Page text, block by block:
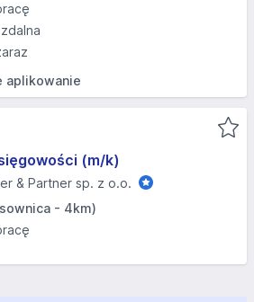
aplikowanie
(m/k)
& Partner sp. z o.o.
- 4km)